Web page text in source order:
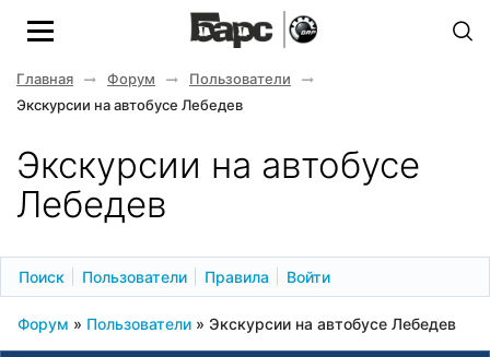
Главная Форум
Пользователи
Экскурсии на автобусе Лебедев
Экскурсии на автобусе
Лебедев
Поиск Пользователи Правила Войти
Форум » Пользователи » Экскурсии на автобусе Лебедев